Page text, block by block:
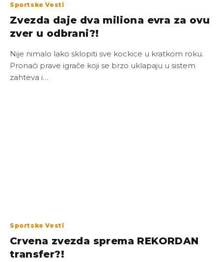
Sportske Vesti
Zvezda daje dva miliona evra za ovu
zver u odbrani?!
Nije nimalo lako sklopiti sve kockice u kratkom roku.
Pronaći prave igrače koji se brzo uklapaju u sistem
zahteva i…
Sportske Vesti
Crvena zvezda sprema REKORDAN
transfer?!